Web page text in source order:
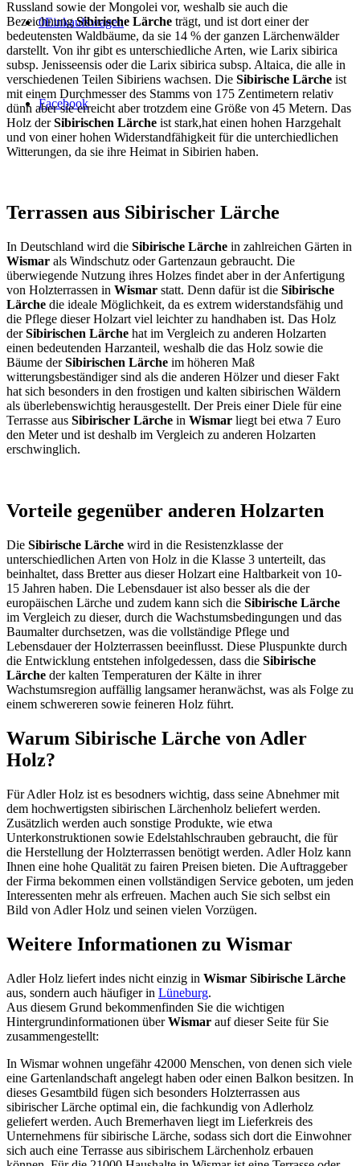
0Einkaufswagen
Facebook
Russland sowie der Mongolei vor, weshalb sie auch die
BezeichnungSibirische Lärche trägt, und ist dort einer der
bedeutensten Waldbäume, da sie 14 % der ganzen Lärchenwälder
darstellt. Von ihr gibt es unterschiedliche Arten, wie Larix sibirica
subsp. Jenisseensis oder die Larix sibirica subsp. Altaica, die alle in
verschiedenen Teilen Sibiriens wachsen. Die Sibirische Lärche ist
mit einem Durchmesser des Stamms von 175 Zentimetern relativ
dünn aber sie erreicht aber trotzdem eine Größe von 45 Metern. Das
Holz derSibirischen Lärche ist stark,hat einen hohen Harzgehalt
und von einer hohen Widerstandfähigkeit für die unterchiedlichen
Witterungen, da sie ihre Heimat in Sibirien haben.
Terrassen aus Sibirischer Lärche
In Deutschland wird die Sibirische Lärche in zahlreichen Gärten in
Wismar als Windschutz oder Gartenzaun gebraucht. Die
überwiegende Nutzung ihres Holzes findet aber in der Anfertigung
von Holzterrassen in Wismar statt. Denn dafür ist die Sibirische
Lärche die ideale Möglichkeit, da es extrem widerstandsfähig und
die Pflege dieser Holzart viel leichter zu handhaben ist. Das Holz
derSibirischen Lärche hat im Vergleich zu anderen Holzarten
einen bedeutenden Harzanteil, weshalb die das Holz sowie die
Bäume derSibirischen Lärche im höheren Maß
witterungsbeständiger sind als die anderen Hölzer und dieser Fakt
hat sich besonders in den frostigen und kalten sibirischen Wäldern
als überlebenswichtig herausgestellt. Der Preis einer Diele für eine
Terrasse aus Sibirischer Lärche in Wismar liegt bei etwa 7 Euro
den Meter und ist deshalb im Vergleich zu anderen Holzarten
erschwinglich.
Vorteile gegenüber anderen Holzarten
Die Sibirische Lärche wird in die Resistenzklasse der
unterschiedlichen Arten von Holz in die Klasse 3 unterteilt, das
beinhaltet, dass Bretter aus dieser Holzart eine Haltbarkeit von 10-
15 Jahren haben. Die Lebensdauer ist also besser als die der
europäischen Lärche und zudem kann sich die Sibirische Lärche
im Vergleich zu dieser, durch die Wachstumsbedingungen und das
Baumalter durchsetzen, was die vollständige Pflege und
Lebensdauer der Holzterrassen beeinflusst. Diese Pluspunkte durch
die Entwicklung entstehen infolgedessen, dass die Sibirische
Lärche der kalten Temperaturen der Kälte in ihrer
Wachstumsregion auffällig langsamer heranwächst, was als Folge zu
einem schwereren sowie feineren Holz führt.
Warum Sibirische Lärche von Adler
Holz?
Für Adler Holz ist es besodners wichtig, dass seine Abnehmer mit
dem hochwertigsten sibirischen Lärchenholz beliefert werden.
Zusätzlich werden auch sonstige Produkte, wie etwa
Unterkonstruktionen sowie Edelstahlschrauben gebraucht, die für
die Herstellung der Holzterrassen benötigt werden. Adler Holz kann
Ihnen eine hohe Qualität zu fairen Preisen bieten. Die Auftraggeber
der Firma bekommen einen vollständigen Service geboten, um jeden
Interessenten mehr als erfreuen. Machen auch Sie sich selbst ein
Bild von Adler Holz und seinen vielen Vorzügen.
Weitere Informationen zu Wismar
Adler Holz liefert indes nicht einzig in Wismar Sibirische Lärche
aus, sondern auch häufiger in Lüneburg.
Aus diesem Grund bekommenfinden Sie die wichtigen
Hintergrundinformationen überWismar auf dieser Seite für Sie
zusammengestellt:
In Wismar wohnen ungefähr 42000 Menschen, von denen sich viele
eine Gartenlandschaft angelegt haben oder einen Balkon besitzen. In
dieses Gesamtbild fügen sich besonders Holzterrassen aus
sibirischer Lärche optimal ein, die fachkundig von Adlerholz
geliefert werden. Auch Bremerhaven liegt im Lieferkreis des
Unternehmens für sibirische Lärche, sodass sich dort die Einwohner
sich auch eine Terrasse aus sibirischem Lärchenholz erbauen